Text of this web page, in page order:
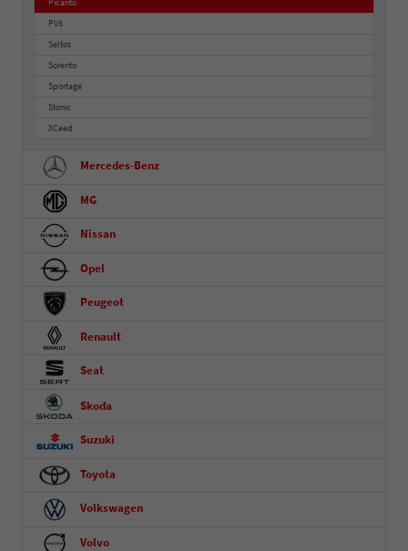
PV5
Seltos
Sorento
Sportage
Stonic
XCeed
Mercedes-Benz
MG
Nissan
Opel
Peugeot
Renault
Seat
Skoda
Suzuki
Toyota
Volkswagen
Volvo